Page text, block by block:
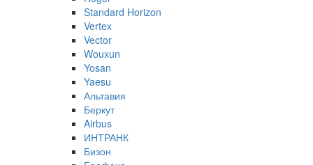
Standard Horizon
Vertex
Vector
Wouxun
Yosan
Yaesu
Альтавия
Беркут
Airbus
ИНТРАНК
Бизон